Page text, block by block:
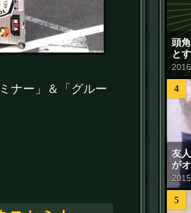
ナー」＆「グルー
頭
と
2016
4
友
が
2015
5